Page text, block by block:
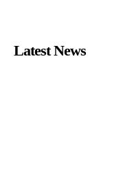
Latest News